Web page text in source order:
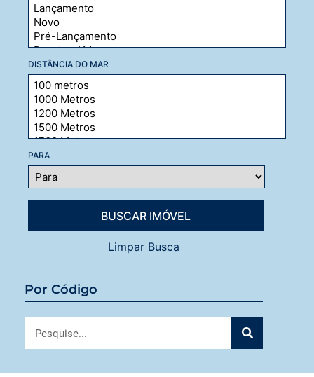
DISTÂNCIA DO MAR
PARA
Limpar Busca
Por Código